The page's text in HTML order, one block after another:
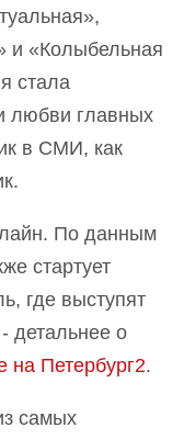
и «Колыбельная
стала
любви главных
в СМИ, как
По данным
стартует
где выступят
детальнее о
на Петербург2.
самых